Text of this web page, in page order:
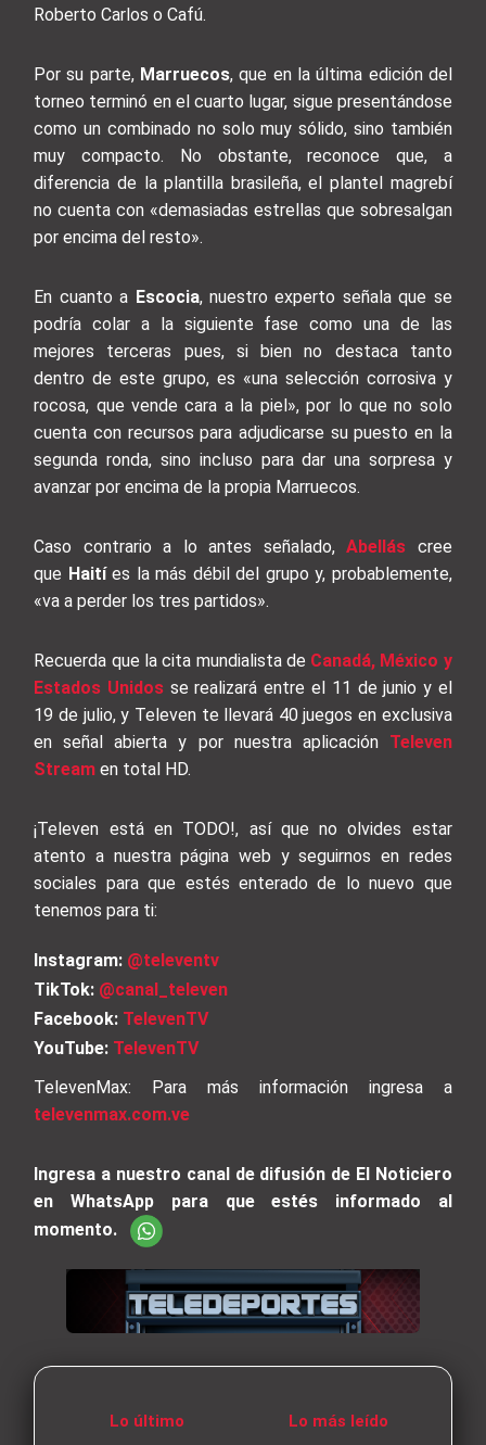
Roberto Carlos o Cafú.
Por su parte, Marruecos, que en la última edición del
torneo terminó en el cuarto lugar, sigue presentándose
como un combinado no solo muy sólido, sino también
muy compacto. No obstante, reconoce que, a
diferencia de la plantilla brasileña, el plantel magrebí
no cuenta con «demasiadas estrellas que sobresalgan
por encima del resto».
En cuanto a Escocia, nuestro experto señala que se
podría colar a la siguiente fase como una de las
mejores terceras pues, si bien no destaca tanto
dentro de este grupo, es «una selección corrosiva y
rocosa, que vende cara a la piel», por lo que no solo
cuenta con recursos para adjudicarse su puesto en la
segunda ronda, sino incluso para dar una sorpresa y
avanzar por encima de la propia Marruecos.
Caso contrario a lo antes señalado,Abellás cree
que Haitíes la más débil del grupo y, probablemente,
«va a perder los tres partidos».
Recuerda que la cita mundialista de Canadá, México y
Estados Unidosse realizará entre el 11 de junio y el
19 de julio, y Televen te llevará 40 juegos en exclusiva
en señal abierta y por nuestra aplicación Televen
Stream en total HD.
¡Televen está en TODO!, así que no olvides estar
atento a nuestra página web y seguirnos en redes
sociales para que estés enterado de lo nuevo que
tenemos para ti:
Instagram: @televentv
TikTok: @canal_televen
Facebook: TelevenTV
YouTube: TelevenTV
TelevenMax: Para más información ingresa a
televenmax.com.ve
Ingresa a nuestro canal de difusión de El Noticiero
en WhatsApp para que estés informado al
momento.
Lo último Lo más leído